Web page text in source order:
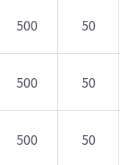
500 50
500 50
500 50